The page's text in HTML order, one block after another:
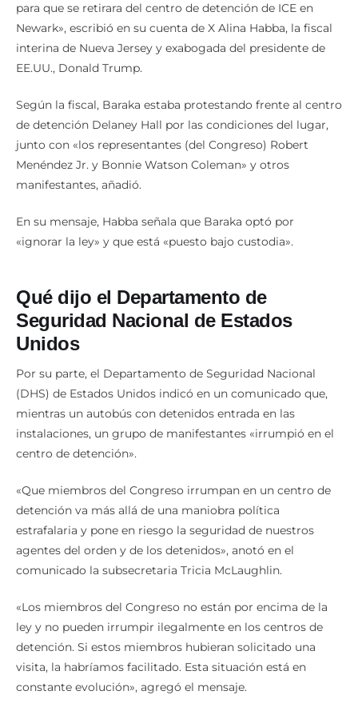
para que se retirara del centro de detención de ICE en
Newark», escribió en su cuenta de X Alina Habba, la fiscal
interina de Nueva Jersey y exabogada del presidente de
EE.UU., Donald Trump.
Según la fiscal, Baraka estaba protestando frente al centro
de detención Delaney Hall por las condiciones del lugar,
junto con «los representantes (del Congreso) Robert
Menéndez Jr. y Bonnie Watson Coleman» y otros
manifestantes, añadió.
En su mensaje, Habba señala que Baraka optó por
«ignorar la ley» y que está «puesto bajo custodia».
Qué dijo el Departamento de
Seguridad Nacional de Estados
Unidos
Por su parte, el Departamento de Seguridad Nacional
(DHS) de Estados Unidos indicó en un comunicado que,
mientras un autobús con detenidos entrada en las
instalaciones, un grupo de manifestantes «irrumpió en el
centro de detención».
«Que miembros del Congreso irrumpan en un centro de
detención va más allá de una maniobra política
estrafalaria y pone en riesgo la seguridad de nuestros
agentes del orden y de los detenidos», anotó en el
comunicado la subsecretaria Tricia McLaughlin.
«Los miembros del Congreso no están por encima de la
ley y no pueden irrumpir ilegalmente en los centros de
detención. Si estos miembros hubieran solicitado una
visita, la habríamos facilitado. Esta situación está en
constante evolución», agregó el mensaje.